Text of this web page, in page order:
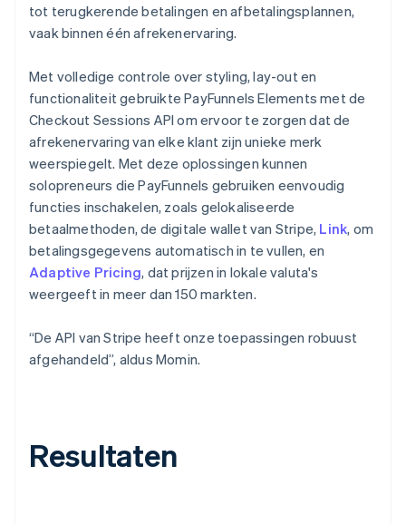
tot terugkerende betalingen en afbetalingsplannen,
vaak binnen één afrekenervaring.
Met volledige controle over styling, lay-out en
functionaliteit gebruikte PayFunnels Elements met de
Checkout Sessions API om ervoor te zorgen dat de
afrekenervaring van elke klant zijn unieke merk
weerspiegelt. Met deze oplossingen kunnen
solopreneurs die PayFunnels gebruiken eenvoudig
functies inschakelen, zoals gelokaliseerde
betaalmethoden, de digitale wallet van Stripe, Link, om
betalingsgegevens automatisch in te vullen, en
Adaptive Pricing, dat prijzen in lokale valuta's
weergeeft in meer dan 150 markten.
“De API van Stripe heeft onze toepassingen robuust
afgehandeld”, aldus Momin.
Resultaten